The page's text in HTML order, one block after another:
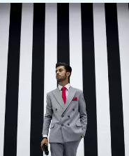
عکاسی پوشاک